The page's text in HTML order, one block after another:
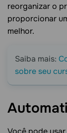
reorganizar o
proporcionar
melhor.
Saiba mais:
sobre seu